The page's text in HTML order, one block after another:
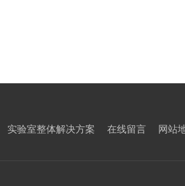
实验室整体解决方案 在线留言 网站